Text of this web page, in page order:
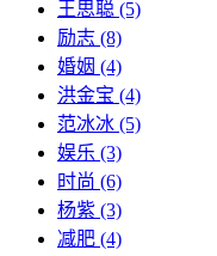
王思聪 (5)
励志 (8)
婚姻 (4)
洪金宝 (4)
范冰冰 (5)
娱乐 (3)
时尚 (6)
杨紫 (3)
减肥 (4)